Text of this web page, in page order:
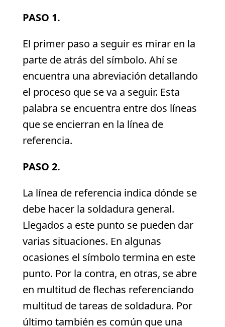
PASO 1.
El primer paso a seguir es mirar en la
parte de atrás del símbolo. Ahí se
encuentra una abreviación detallando
el proceso que se va a seguir. Esta
palabra se encuentra entre dos líneas
que se encierran en la línea de
referencia.
PASO 2.
La línea de referencia indica dónde se
debe hacer la soldadura general.
Llegados a este punto se pueden dar
varias situaciones. En algunas
ocasiones el símbolo termina en este
punto. Por la contra, en otras, se abre
en multitud de flechas referenciando
multitud de tareas de soldadura. Por
último también es común que una